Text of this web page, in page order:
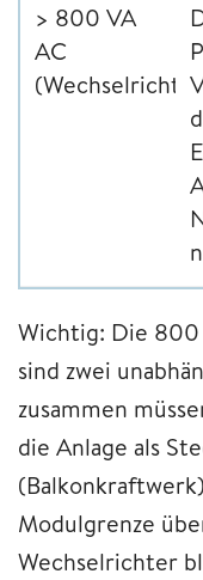
> 800 VA
AC
Wichtig: Die 800
sind zwei
zusammen
die Anlage als
Modulgrenze
Wechselrichter